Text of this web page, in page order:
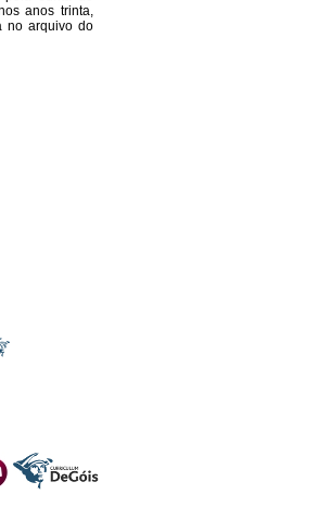
anos trinta,
no arquivo do